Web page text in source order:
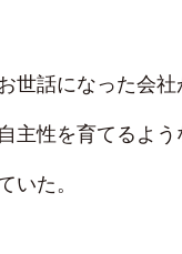
世話になった会
主性を育てるよ
いた。